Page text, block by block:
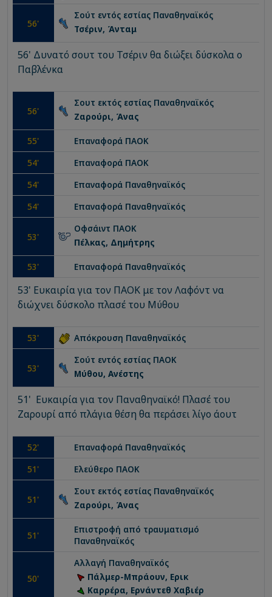
56'
Σούτ εντός εστίας Παναθηναϊκός
Τσέριν, Άνταμ
56' Δυνατό σουτ του Τσέριν θα διώξει δύσκολα ο
Παβλένκα
56'
Σουτ εκτός εστίας Παναθηναϊκός
Ζαρούρι, Άνας
55' Επαναφορά ΠΑΟΚ
54' Επαναφορά ΠΑΟΚ
54' Επαναφορά Παναθηναϊκός
54' Επαναφορά Παναθηναϊκός
53'
Οφσάιντ ΠΑΟΚ
Πέλκας, Δημήτρης
53' Επαναφορά Παναθηναϊκός
53' Ευκαιρία για τον ΠΑΟΚ με τον Λαφόντ να
διώχνει δύσκολο πλασέ του Μύθου
53' Απόκρουση Παναθηναϊκός
53'
Σούτ εντός εστίας ΠΑΟΚ
Μύθου, Ανέστης
51' Ευκαιρία για τον Παναθηναϊκό! Πλασέ του
Ζαρουρί από πλάγια θέση θα περάσει λίγο άουτ
52' Επαναφορά Παναθηναϊκός
51 ' Ελεύθερο ΠΑΟΚ
51 '
Σουτ εκτός εστίας Παναθηναϊκός
Ζαρούρι, Άνας
51 '
Επιστροφή από τραυματισμό
Παναθηναϊκός
50'
Αλλαγή Παναθηναϊκός
Πάλμερ-Μπράουν, Ερικ
Καρρέρα, Ερνάντεθ Χαβιέρ